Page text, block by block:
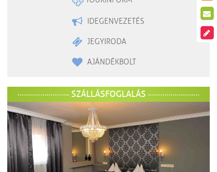
IDEGENVEZETÉS
JEGYIRODA
AJÁNDÉKBOLT
SZÁLLÁSFOGLALÁS